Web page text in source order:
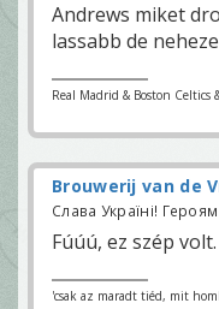
Andrews miket
lassabb de
Real Madrid & Boston Celtics
Brouwerij van de
Слава Україні!
Fúúú, ez szép volt.
'csak az maradt tiéd, mit